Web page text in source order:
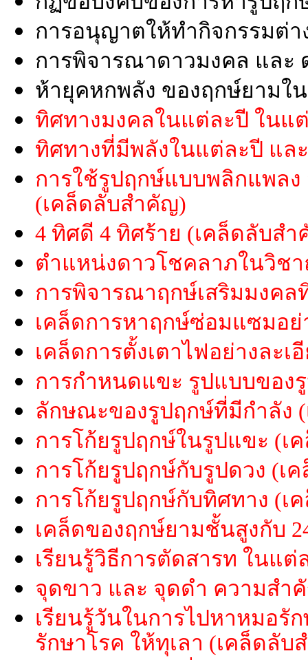
การอนุญาตให้ทำกิจกรรมต่
การพิจารณาดาวมงคล และ
ห้ายุคหกพลัง ของฤกษ์ยามใ
ทิศทางมงคลในแต่ละปี ในแ
ทิศทางที่มีพลังในแต่ละปี แล
การใช้รูปฤกษ์แบบพลิกแพล
(เคล็ดลับสำคัญ)
4 ทิศดี 4 ทิศร้าย (เคล็ดลับส
ตำแหน่งดาวโชคลาภในวิช
การพิจารณาฤกษ์เสริมมงค
เคล็ดการหาฤกษ์ซ่อมแซมอ
เคล็ดการตั้งเตาไฟอย่างละ
การกำหนดแขะ รูปแบบของ
ลักษณะของรูปฤกษ์ที่มีกำลัง
การโก้ยรูปฤกษ์ในรูปแขะ (เ
การโก้ยรูปฤกษ์กับรูปดวง (เ
การโก้ยรูปฤกษ์กับทิศทาง (เ
เคล็ดของฤกษ์ยามชั้นสูงกับ
เรียนรู้วิธีการตัดสารท ในแ
จุดขาว และ จุดดำ ความส
เรียนรู้วันในการไปหาหมอรั
รักษาโรค ให้ทุเลา (เคล็ดลับ